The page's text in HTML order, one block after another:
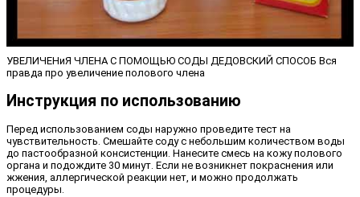
УВЕЛИЧЕНиЯ ЧЛЕНА С ПОМОЩЬЮ СОДЫ ДЕДОВСКИЙ СПОСОБ Вся
правда про увеличение полового члена
Инструкция по использованию
Перед использованием соды наружно проведите тест на
чувствительность. Смешайте соду с небольшим количеством воды
до пастообразной консистенции. Нанесите смесь на кожу полового
органа и подождите 30 минут. Если не возникнет покраснения или
жжения, аллергической реакции нет, и можно продолжать
процедуры.